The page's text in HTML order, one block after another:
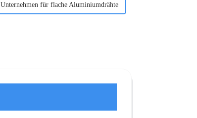
Unternehmen für flache Aluminiumdrähte